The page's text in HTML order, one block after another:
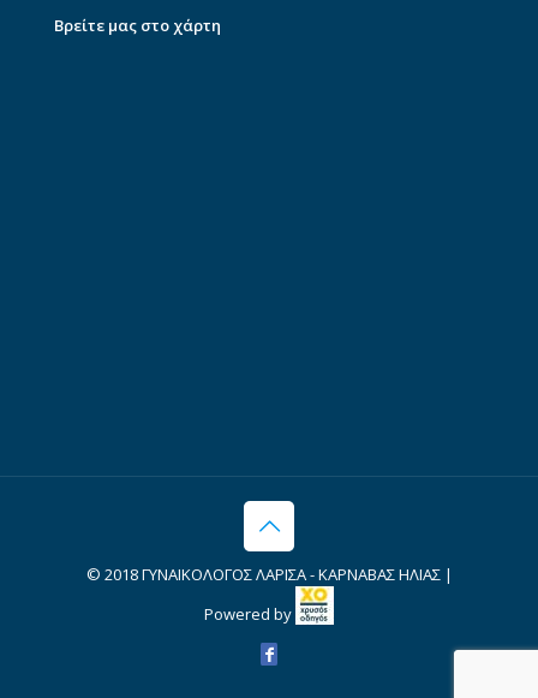
Βρείτε μας στο χάρτη
© 2018 ΓΥΝΑΙΚΟΛΟΓΟΣ ΛΑΡΙΣΑ - ΚΑΡΝΑΒΑΣ ΗΛΙΑΣ |
Powered by